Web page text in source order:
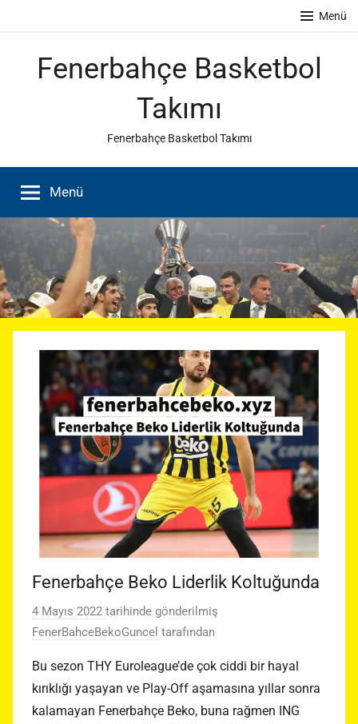
Menü
Fenerbahçe Basketbol
Takımı
Fenerbahçe Basketbol Takımı
Menü
Fenerbahçe Beko Liderlik Koltuğunda
4 Mayıs 2022 tarihinde gönderilmiş
FenerBahceBekoGuncel tarafından
Bu sezon THY Euroleague’de çok ciddi bir hayal
kırıklığı yaşayan ve Play-Off aşamasına yıllar sonra
kalamayan Fenerbahçe Beko, buna rağmen ING